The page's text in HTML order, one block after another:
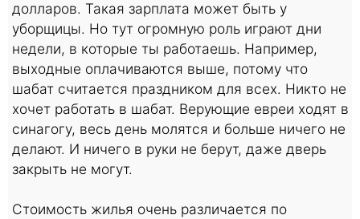
долларов. Такая зарплата может быть у
уборщицы. Но тут огромную роль играют дни
недели, в которые ты работаешь. Например,
выходные оплачиваются выше, потому что
шабат считается праздником для всех. Никто не
хочет работать в шабат. Верующие евреи ходят в
синагогу, весь день молятся и больше ничего не
делают. И ничего в руки не берут, даже дверь
закрыть не могут.
Стоимость жилья очень различается по